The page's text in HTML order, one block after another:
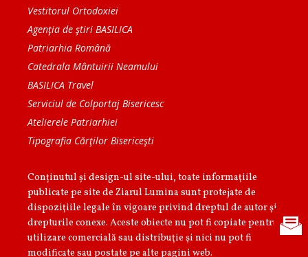
Vestitorul Ortodoxiei
Agenţia de ştiri BASILICA
Patriarhia Română
Catedrala Mântuirii Neamului
BASILICA Travel
Serviciul de Colportaj Bisericesc
Atelierele Patriarhiei
Tipografia Cărţilor Bisericeşti
Conținutul și design-ul site-ului, toate informaţiile
publicate pe site de Ziarul Lumina sunt protejate de
dispoziţiile legale în vigoare privind dreptul de autor şi
drepturile conexe. Aceste obiecte nu pot fi copiate pentru
utilizare comercială sau distribuţie şi nici nu pot fi
modificate sau postate pe alte pagini web.